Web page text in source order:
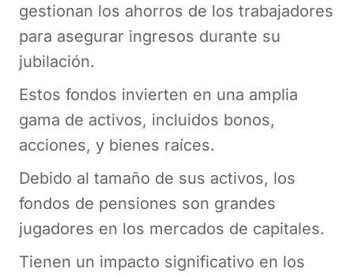
gestionan los ahorros de los trabajadores
para asegurar ingresos durante su
jubilación.
Estos fondos invierten en una amplia
gama de activos, incluidos bonos,
acciones, y bienes raíces.
Debido al tamaño de sus activos, los
fondos de pensiones son grandes
jugadores en los mercados de capitales.
Tienen un impacto significativo en los